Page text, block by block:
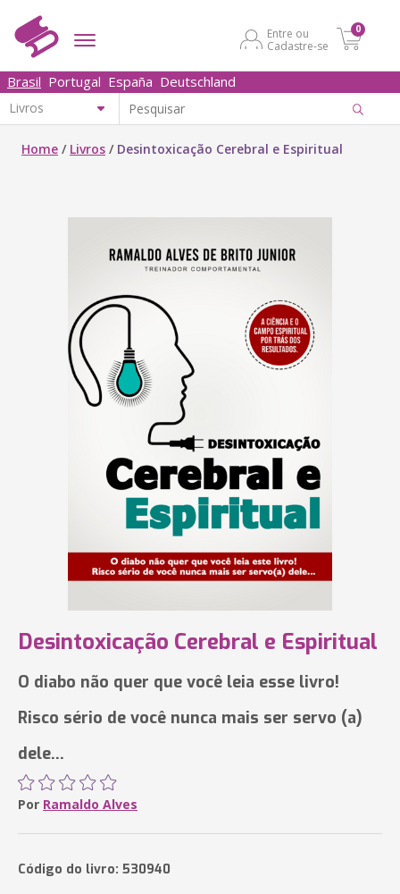
Entre ou
Cadastre-se
0
Brasil Portugal España Deutschland
Home / Livros / Desintoxicação Cerebral e Espiritual
Desintoxicação Cerebral e Espiritual
O diabo não quer que você leia esse livro!
Risco sério de você nunca mais ser servo (a)
dele…
Por Ramaldo Alves
Código do livro: 530940